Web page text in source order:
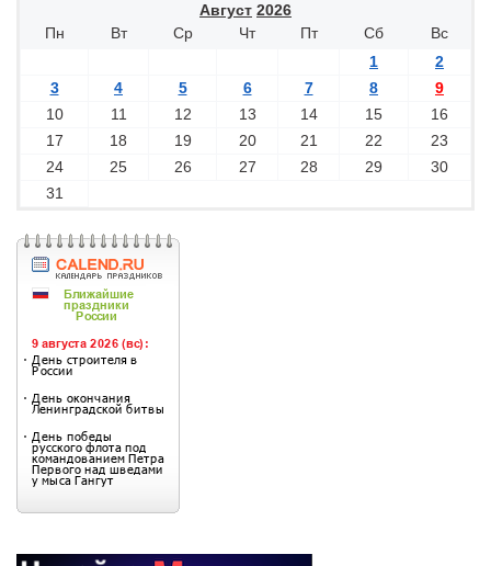
Август 2026
Пн
Вт Ср Чт Пт Сб
Вс
1
2
3
4 5 6 7 8
9
10
11 12 13 14 15
16
17
18 19 20 21 22
23
24
25 26 27 28 29
30
31